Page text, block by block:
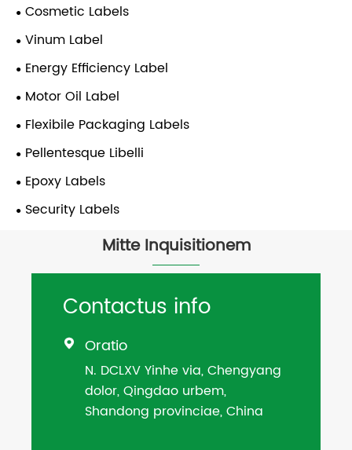
Cosmetic Labels
Vinum Label
Energy Efficiency Label
Motor Oil Label
Flexibile Packaging Labels
Pellentesque Libelli
Epoxy Labels
Security Labels
Mitte Inquisitionem
Contactus info
 Oratio
N. DCLXV Yinhe via, Chengyang
dolor, Qingdao urbem,
Shandong provinciae, China